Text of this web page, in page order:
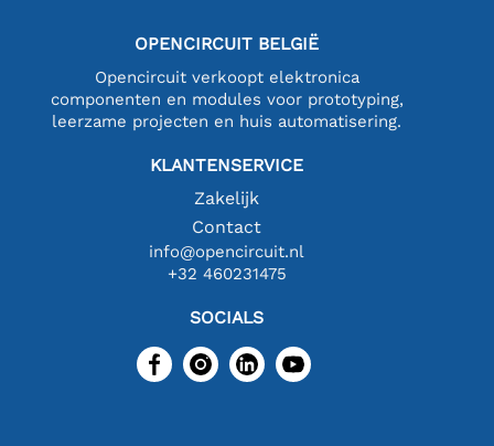
OPENCIRCUIT BELGIË
Opencircuit verkoopt elektronica
componenten en modules voor prototyping,
leerzame projecten en huis automatisering.
KLANTENSERVICE
Zakelijk
Contact
info@opencircuit.nl
+32 460231475
SOCIALS